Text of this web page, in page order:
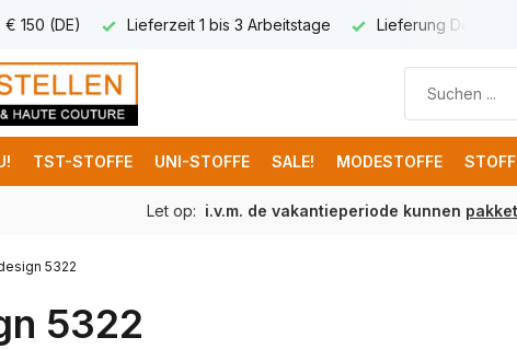
150 (DE) Lieferzeit 1 bis 3 Arbeitstage Lieferung
TST-STOFFE UNI-STOFFE SALE! MODESTOFFE
Let op: i.v.m. de vakantieperiode kunnen
5322
5322